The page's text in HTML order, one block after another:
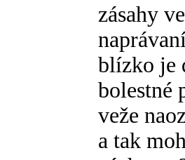
zásahy
blízko je
bolestné
veže
a tak